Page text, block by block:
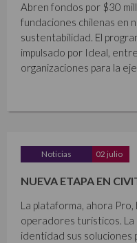
Abren fondos por $30
fundaciones chilenas en
sustentabilidad. El
impulsado por Ideal,
organizaciones para la
Noticias 02 julio
NUEVA ETAPA EN
La plataforma, ahora
operadores turísticos. La
identidad sus soluciones